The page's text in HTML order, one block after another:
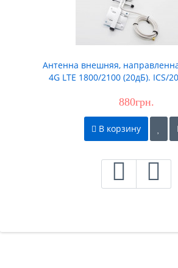
Антенна внешняя,
4G LTE 1800/2100 (20дБ). ICS/
880грн.
В корзину